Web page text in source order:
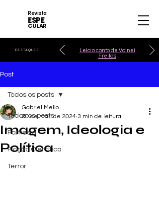
Revista
ESPE
CULAR
DESTAQUES
Leia o conto de Volnei
Freitas
Post
Todos os posts
Fantasia
Ficção Científica
Terror
Todos os posts
Imagem, Ideologia e
Política
Gabriel Mello
20 de mar. de 2024 3 min de leitura